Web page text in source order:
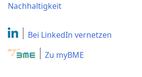
Nachhaltigkeit
Bei LinkedIn vernetzen
Zu myBME